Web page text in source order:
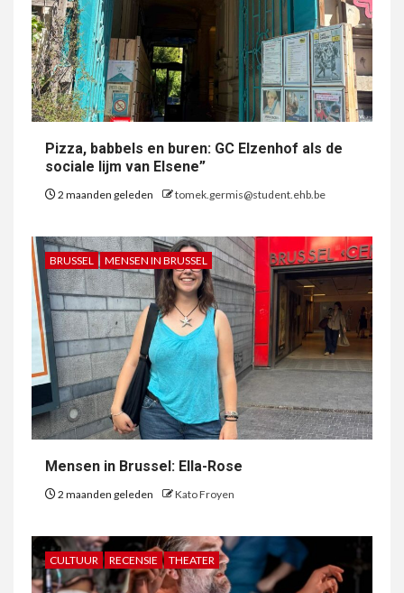
Pizza, babbels en buren: GC Elzenhof als de
sociale lijm van Elsene”
2 maanden geleden tomek.germis@student.ehb.be
BRUSSEL MENSEN IN BRUSSEL
Mensen in Brussel: Ella-Rose
2 maanden geleden Kato Froyen
CULTUUR RECENSIE THEATER